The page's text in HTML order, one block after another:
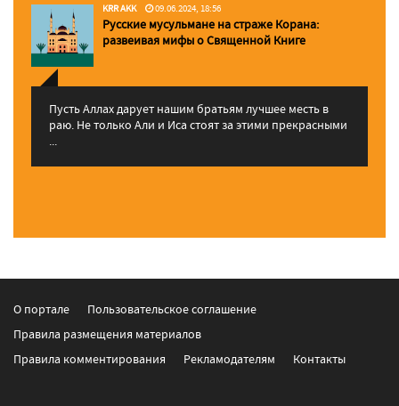
KRR AKK 09.06.2024, 18:56
Русские мусульмане на страже Корана:
pазвеивая мифы о Священной Книге
Пусть Аллах дарует нашим братьям лучшее месть в
раю. Не только Али и Иса стоят за этими прекрасными
...
О портале
Пользовательское соглашение
Правила размещения материалов
Правила комментирования
Рекламодателям Контакты